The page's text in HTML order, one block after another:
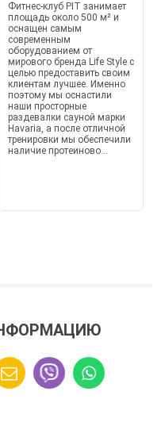
Фитнес-клуб PIT занимает
площадь около 500 м² и
оснащен самым
современным
оборудованием от
мирового бренда Life Style с
целью предоставить своим
клиентам лучшее. Именно
поэтому мы оснастили
наши просторные
раздевалки сауной марки
Havaria, а после отличной
тренировки мы обеспечили
наличие протеиново...